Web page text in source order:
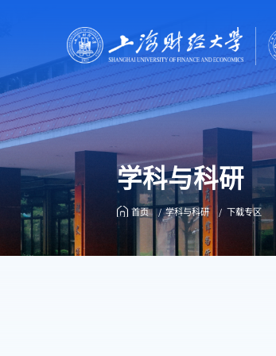
学科与科研
首页 学科与科研 下载专区